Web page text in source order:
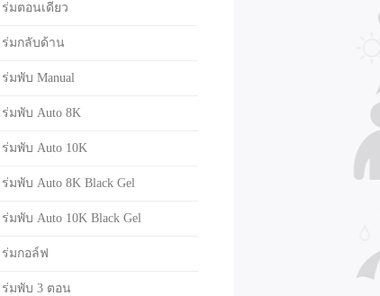
ร่มตอนเดียว
ร่มกลับด้าน
ร่มพับ Manual
ร่มพับ Auto 8K
ร่มพับ Auto 10K
ร่มพับ Auto 8K Black Gel
ร่มพับ Auto 10K Black Gel
ร่มกอล์ฟ
ร่มพับ 3 ตอน